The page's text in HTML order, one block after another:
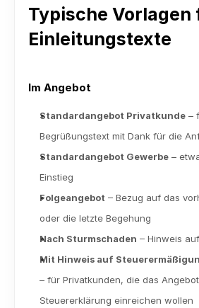
Typische Vorlagen
Einleitungstexte
Im Angebot
Standardangebot Privatkunde –
Begrüßungstext mit Dank für die
Standardangebot Gewerbe –
Einstieg
Folgeangebot – Bezug auf das
oder die letzte Begehung
Nach Sturmschaden – Hinweis
Mit Hinweis auf
– für Privatkunden, die das
Steuererklärung einreichen wollen